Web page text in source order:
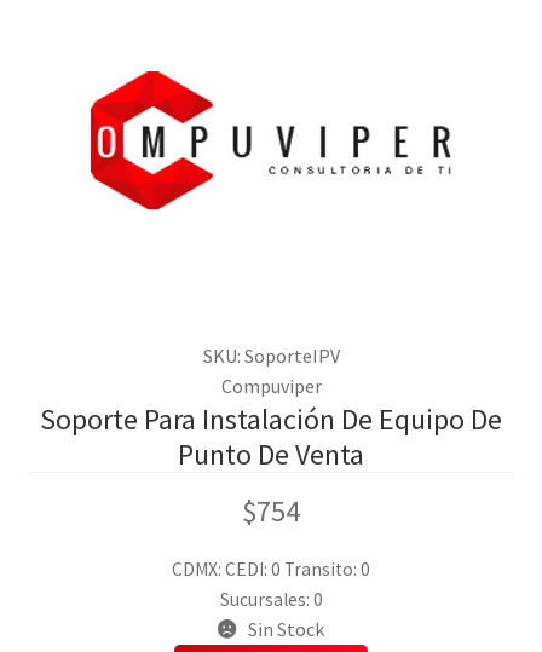
SKU: SoporteIPV
Compuviper
Soporte Para Instalación De Equipo De
Punto De Venta
$754
CDMX: CEDI: 0 Transito: 0
Sucursales: 0
Sin Stock